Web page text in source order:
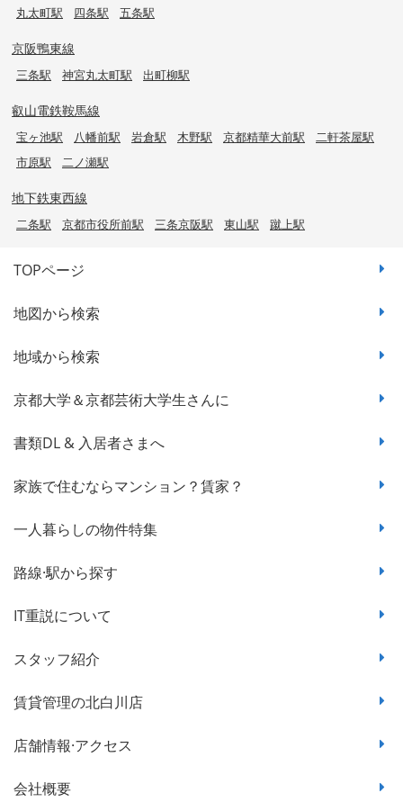
丸太町駅
四条駅 五条駅
京阪鴨東線
三条駅 神宮丸太町駅 出町柳駅
叡山電鉄鞍馬線
宝ヶ池駅 八幡前駅 岩倉駅 木野駅 京都精華大前駅
二軒茶屋駅
市原駅
二ノ瀬駅
地下鉄東西線
二条駅 京都市役所前駅 三条京阪駅 東山駅 蹴上駅
TOPページ
地図から検索
地域から検索
京都大学＆京都芸術大学生さんに
書類DL & 入居者さまへ
家族で住むならマンション？賃家？
一人暮らしの物件特集
路線·駅から探す
IT重説について
スタッフ紹介
賃貸管理の北白川店
店舗情報·アクセス
会社概要